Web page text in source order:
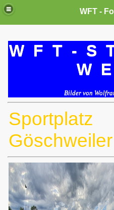
WFT -
W F T - S
W
Bilder von
Sportplatz
Göschweiler